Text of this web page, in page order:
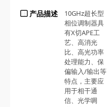
1570nm；最大输入光功率：
产品描述
10GHz超长型
相位调制器具
有X切APE工
艺、高消光
比、高光功率
处理能力、保
偏输入/输出等
特点，主要应
用于相干通
信、光学啁